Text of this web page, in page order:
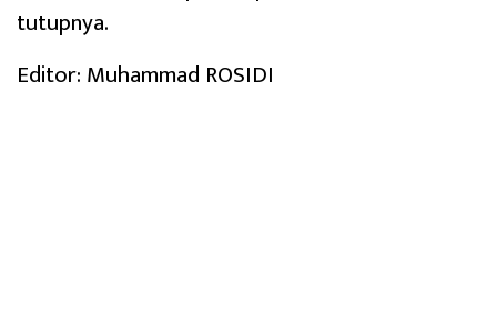
tutupnya.
Editor: Muhammad ROSIDI